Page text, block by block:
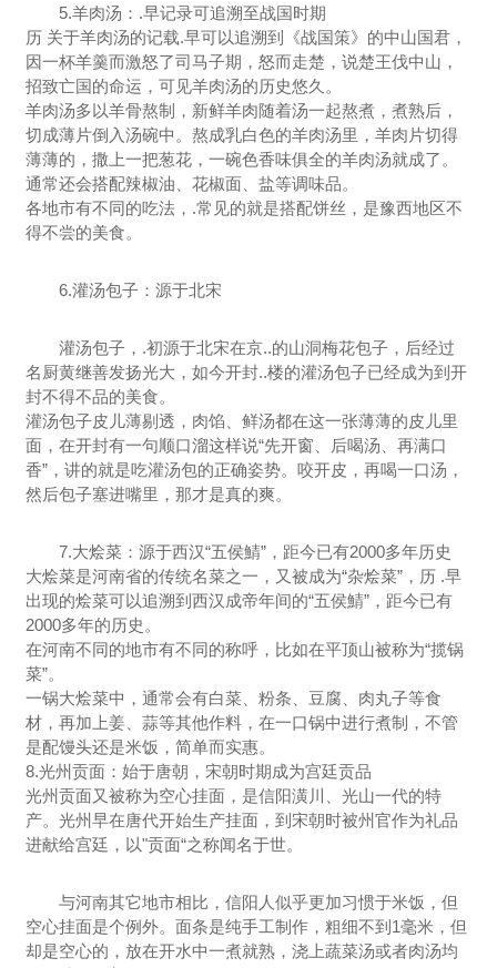
5.羊肉汤：.早记录可追溯至战国时期
历 关于羊肉汤的记载.早可以追溯到《战国策》的中山国君，
因一杯羊羹而激怒了司马子期，怒而走楚，说楚王伐中山，
招致亡国的命运，可见羊肉汤的历史悠久。
羊肉汤多以羊骨熬制，新鲜羊肉随着汤一起熬煮，煮熟后，
切成薄片倒入汤碗中。熬成乳白色的羊肉汤里，羊肉片切得
薄薄的，撒上一把葱花，一碗色香味俱全的羊肉汤就成了。
通常还会搭配辣椒油、花椒面、盐等调味品。
各地市有不同的吃法，.常见的就是搭配饼丝，是豫西地区不
得不尝的美食。
6.灌汤包子：源于北宋
灌汤包子，.初源于北宋在京..的山洞梅花包子，后经过
名厨黄继善发扬光大，如今开封..楼的灌汤包子已经成为到开
封不得不品的美食。
灌汤包子皮儿薄剔透，肉馅、鲜汤都在这一张薄薄的皮儿里
面，在开封有一句顺口溜这样说“先开窗、后喝汤、再满口
香”，讲的就是吃灌汤包的正确姿势。咬开皮，再喝一口汤，
然后包子塞进嘴里，那才是真的爽。
7.大烩菜：源于西汉“五侯鯖”，距今已有2000多年历史
大烩菜是河南省的传统名菜之一，又被成为“杂烩菜”，历 .早
出现的烩菜可以追溯到西汉成帝年间的“五侯鯖”，距今已有
2000多年的历史。
在河南不同的地市有不同的称呼，比如在平顶山被称为“揽锅
菜”。
一锅大烩菜中，通常会有白菜、粉条、豆腐、肉丸子等食
材，再加上姜、蒜等其他作料，在一口锅中进行煮制，不管
是配馒头还是米饭，简单而实惠。
8.光州贡面：始于唐朝，宋朝时期成为宫廷贡品
光州贡面又被称为空心挂面，是信阳潢川、光山一代的特
产。光州早在唐代开始生产挂面，到宋朝时被州官作为礼品
进献给宫廷，以"贡面“之称闻名于世。
与河南其它地市相比，信阳人似乎更加习惯于米饭，但
空心挂面是个例外。面条是纯手工制作，粗细不到1毫米，但
却是空心的，放在开水中一煮就熟，浇上蔬菜汤或者肉汤均